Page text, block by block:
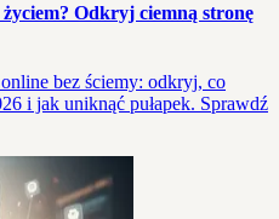
Odkryj ciemną stronę
bez ściemy: odkryj, co
i jak uniknąć pułapek. Sprawdź